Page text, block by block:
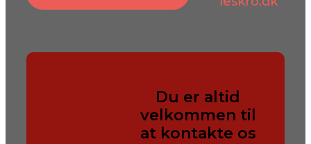
Du er altid
velkommen til
at kontakte os